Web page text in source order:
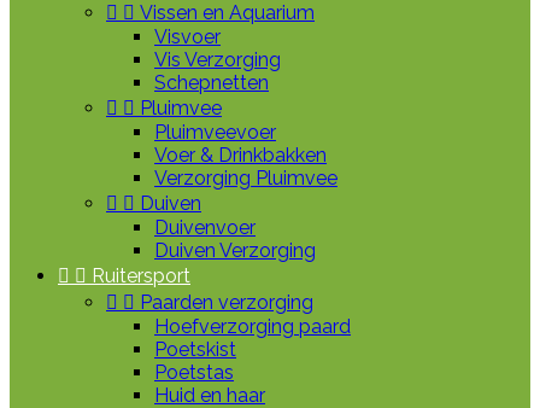
  Vissen en Aquarium
Visvoer
Vis Verzorging
Schepnetten
  Pluimvee
Pluimveevoer
Voer & Drinkbakken
Verzorging Pluimvee
  Duiven
Duivenvoer
Duiven Verzorging
  Ruitersport
  Paarden verzorging
Hoefverzorging paard
Poetskist
Poetstas
Huid en haar